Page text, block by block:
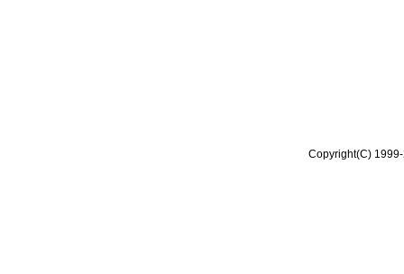
Copyright(C)